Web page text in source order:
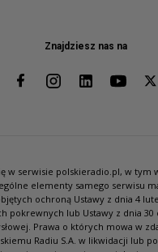
Znajdziesz nas na
w serwisie polskieradio.pl, w tym
elementy samego serwisu
ochroną Ustawy z dnia 4
pokrewnych lub Ustawy z dnia 30
Prawa o których mowa w
Radiu S.A. w likwidacji lub